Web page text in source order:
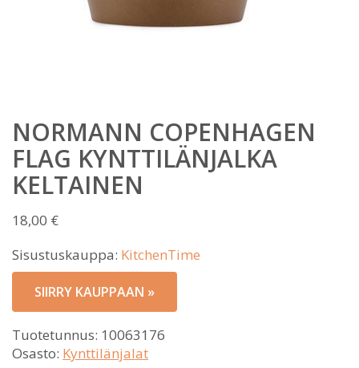
NORMANN COPENHAGEN
FLAG KYNTTILÄNJALKA
KELTAINEN
18,00 €
Sisustuskauppa: KitchenTime
SIIRRY KAUPPAAN »
Tuotetunnus: 10063176
Osasto: Kynttilänjalat